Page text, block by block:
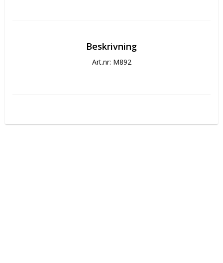
Beskrivning
Art.nr: M892